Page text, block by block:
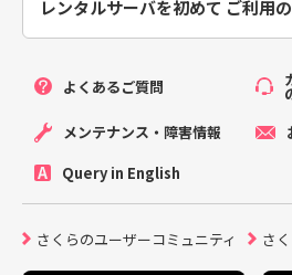
レンタルサーバを初めて ご利用
よくあるご質問
メンテナンス・障害情報
Query in English
さくらのユーザーコミュニティ さ